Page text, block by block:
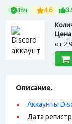
48ч 4.6
от
Описание.
Аккаунты
Дата